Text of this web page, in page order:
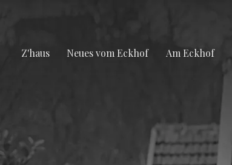
Z'haus Neues vom Eckhof Am Eckhof